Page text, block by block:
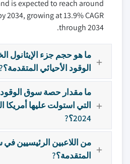
is expected to reach around
2034, growing at 13.9% CAGR
through 2034.
ما هو حجم جزء الإيثانول
الوقود الأحيائي المتقدمة؟?
ما مقدار حصة سوق الوقود
التي استولت عليها أمريكا
2024؟?
من اللاعبين الرئيسيين
المتقدمة؟?